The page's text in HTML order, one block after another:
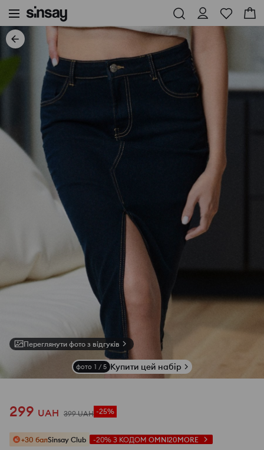
Переглянути фото з відгуків
фото 1 / 5 Купити цей набір
299 UAH 399 UAH -25%
+30 балSinsay Club -20% З КОДОМ OMNI20MORE